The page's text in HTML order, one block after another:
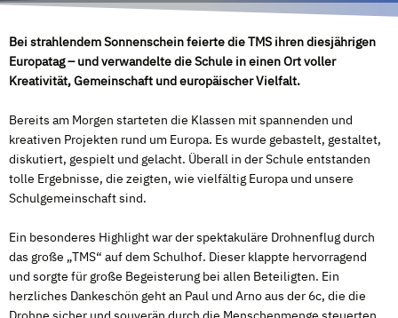
Bei strahlendem Sonnenschein feierte die TMS ihren diesjährigen
Europatag – und verwandelte die Schule in einen Ort voller
Kreativität, Gemeinschaft und europäischer Vielfalt.
Bereits am Morgen starteten die Klassen mit spannenden und
kreativen Projekten rund um Europa. Es wurde gebastelt, gestaltet,
diskutiert, gespielt und gelacht. Überall in der Schule entstanden
tolle Ergebnisse, die zeigten, wie vielfältig Europa und unsere
Schulgemeinschaft sind.
Ein besonderes Highlight war der spektakuläre Drohnenflug durch
das große „TMS“ auf dem Schulhof. Dieser klappte hervorragend
und sorgte für große Begeisterung bei allen Beteiligten. Ein
herzliches Dankeschön geht an Paul und Arno aus der 6c, die die